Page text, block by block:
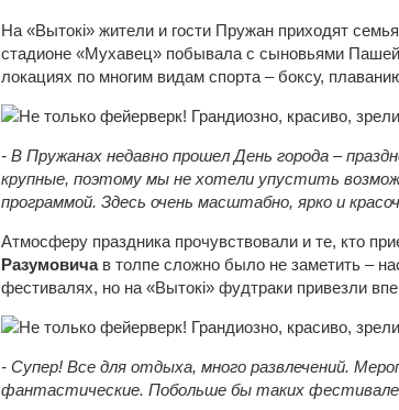
На «Вытокі» жители и гости Пружан приходят
стадионе «Мухавец» побывала с сыновьями
локациях по многим видам спорта – боксу,
- В Пружанах недавно прошел День города –
крупные, поэтому мы не хотели упустить
программой. Здесь очень масштабно, ярко и
Атмосферу праздника прочувствовали и те, кто
Разумовичав толпе сложно было не заметить –
фестивалях, но на «Вытокі» фудтраки привезли
- Супер! Все для отдыха, много развлечений.
фантастические. Побольше бы таких